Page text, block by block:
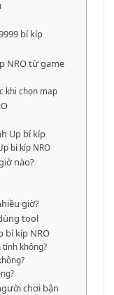
bí kíp
NRO từ game
khi chọn map
Up bí kíp
bí kíp NRO
nào?
giờ?
tool
bí kíp NRO
tinh không?
chơi bận